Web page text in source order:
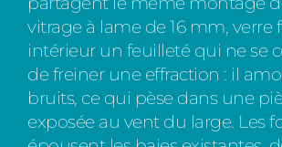
vitrage à lame de 16 mm, verre
intérieur un feuilleté qui ne se
de freiner une effraction : il
bruits, ce qui pèse dans une
exposée au vent du large. Les